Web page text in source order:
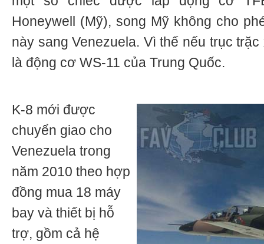
Honeywell (Mỹ), song Mỹ không cho
này sang Venezuela. Vì thế nếu trục
là động cơ WS-11 của Trung Quốc.
K-8 mới được
chuyển giao cho
Venezuela trong
năm 2010 theo hợp
đồng mua 18 máy
bay và thiết bị hỗ
trợ, gồm cả hệ